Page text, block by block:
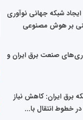
ایجاد شبکه جهانی نوآوری
بر هوش مصنوعی
صنعت برق ایران و
برق ایران: کاهش نیاز
خطوط انتقال با...